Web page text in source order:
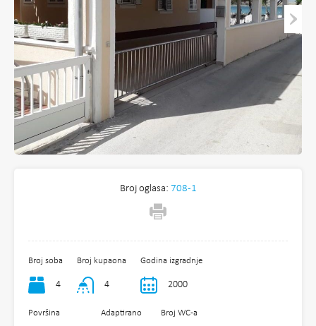
Broj oglasa: 708-1
Broj soba
4
Broj kupaona
4
Godina izgradnje
2000
Površina Adaptirano Broj WC-a